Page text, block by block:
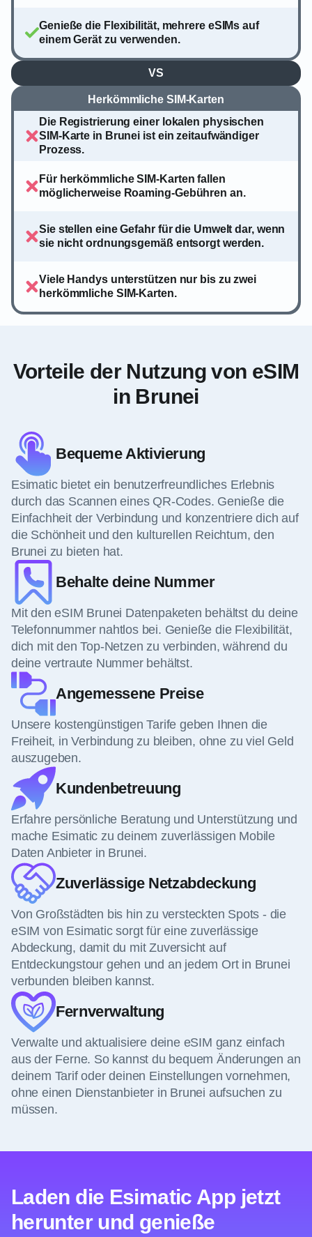
Genieße die Flexibilität, mehrere eSIMs auf
einem Gerät zu verwenden.
VS
Herkömmliche SIM-Karten
Die Registrierung einer lokalen physischen
SIM-Karte in Brunei ist ein zeitaufwändiger
Prozess.
Für herkömmliche SIM-Karten fallen
möglicherweise Roaming-Gebühren an.
Sie stellen eine Gefahr für die Umwelt dar, wenn
sie nicht ordnungsgemäß entsorgt werden.
Viele Handys unterstützen nur bis zu zwei
herkömmliche SIM-Karten.
Vorteile der Nutzung von eSIM
in Brunei
Bequeme Aktivierung
Esimatic bietet ein benutzerfreundliches Erlebnis
durch das Scannen eines QR-Codes. Genieße die
Einfachheit der Verbindung und konzentriere dich auf
die Schönheit und den kulturellen Reichtum, den
Brunei zu bieten hat.
Behalte deine Nummer
Mit den eSIM Brunei Datenpaketen behältst du deine
Telefonnummer nahtlos bei. Genieße die Flexibilität,
dich mit den Top-Netzen zu verbinden, während du
deine vertraute Nummer behältst.
Angemessene Preise
Unsere kostengünstigen Tarife geben Ihnen die
Freiheit, in Verbindung zu bleiben, ohne zu viel Geld
auszugeben.
Kundenbetreuung
Erfahre persönliche Beratung und Unterstützung und
mache Esimatic zu deinem zuverlässigen Mobile
Daten Anbieter in Brunei.
Zuverlässige Netzabdeckung
Von Großstädten bis hin zu versteckten Spots - die
eSIM von Esimatic sorgt für eine zuverlässige
Abdeckung, damit du mit Zuversicht auf
Entdeckungstour gehen und an jedem Ort in Brunei
verbunden bleiben kannst.
Fernverwaltung
Verwalte und aktualisiere deine eSIM ganz einfach
aus der Ferne. So kannst du bequem Änderungen an
deinem Tarif oder deinen Einstellungen vornehmen,
ohne einen Dienstanbieter in Brunei aufsuchen zu
müssen.
Laden die Esimatic App jetzt
herunter und genieße